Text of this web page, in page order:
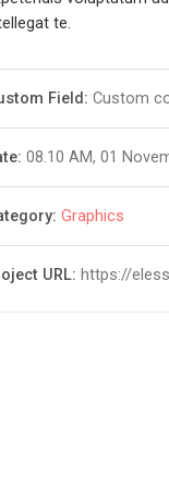
te.
Field: Custom
08.10 AM, 01
Graphics
URL: https://